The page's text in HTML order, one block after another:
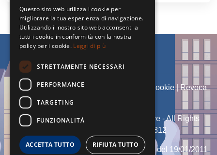
Admin |Informativa Privacy Informativa Cookie|Revoca
© Copyright 2026 - Dg Group Immobiliare - All Rights
reserved - Part. IVA 02315610812
Iscritto al Ruolo Agente Immobiliare n° 460 del 19/01/2011
Questo sito web utilizza i cookie per
migliorare la tua esperienza di navigazione.
Utilizzando il nostro sito web acconsenti a
tutti i cookie in conformità con la nostra
policy per i cookie. Leggi di più
STRETTAMENTE NECESSARI
PERFORMANCE
TARGETING
FUNZIONALITÀ
ACCETTA TUTTO RIFIUTA TUTTO